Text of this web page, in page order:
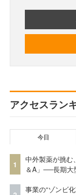
アクセスラン
今日
1
中外製薬が挑む
＆A」──長期大
事業の“ゾンビ